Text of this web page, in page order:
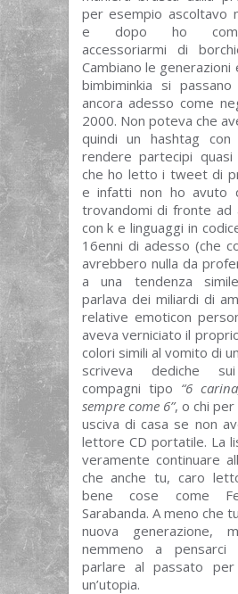
per esempio ascoltavo
e dopo ho
accessoriarmi di
Cambiano le generazioni
bimbiminkia si
ancora adesso come
2000. Non poteva che
quindi un hashtag
rendere partecipi
che ho letto i tweet di
e infatti non ho avuto
trovandomi di fronte ad
con k e linguaggi in
16enni di adesso (che
avrebbero nulla da
a una tendenza
parlava dei miliardi di
relative emoticon
aveva verniciato il
colori simili al vomito di
scriveva dediche
compagni tipo “6
sempre come 6”, o chi
usciva di casa se non
lettore CD portatile. La
veramente continuare
che anche tu, caro
bene cose come
Sarabanda. A meno che
nuova generazione,
nemmeno a
parlare al passato
un’utopia.